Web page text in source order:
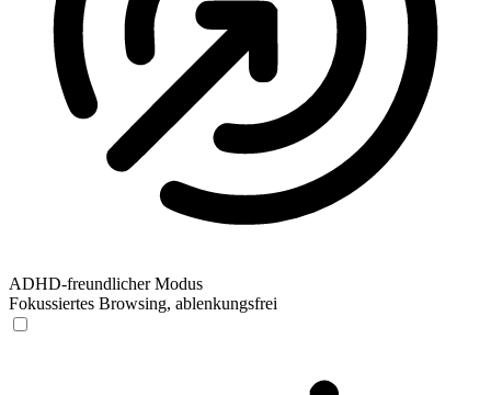
ADHD-freundlicher Modus
Fokussiertes Browsing, ablenkungsfrei